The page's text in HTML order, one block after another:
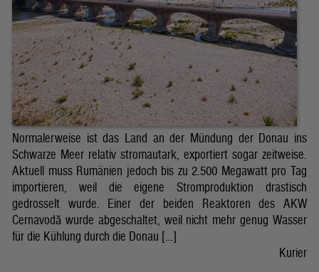
Normalerweise ist das Land an der Mündung der Donau ins
Schwarze Meer relativ stromautark, exportiert sogar zeitweise.
Aktuell muss Rumänien jedoch bis zu 2.500 Megawatt pro Tag
importieren, weil die eigene Stromproduktion drastisch
gedrosselt wurde. Einer der beiden Reaktoren des AKW
Cernavodă wurde abgeschaltet, weil nicht mehr genug Wasser
für die Kühlung durch die Donau […]
Kurier